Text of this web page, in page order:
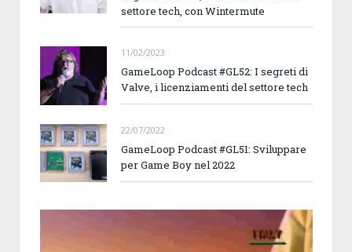
settore tech, con Wintermute
11/02/2023
GameLoop Podcast #GL52: I segreti di
Valve, i licenziamenti del settore tech
22/07/2022
GameLoop Podcast #GL51: Sviluppare
per Game Boy nel 2022